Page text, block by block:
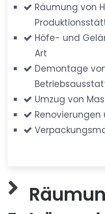
Räumung von
Höfe- und
Art
Demontage
Umzug von
Renovierungen